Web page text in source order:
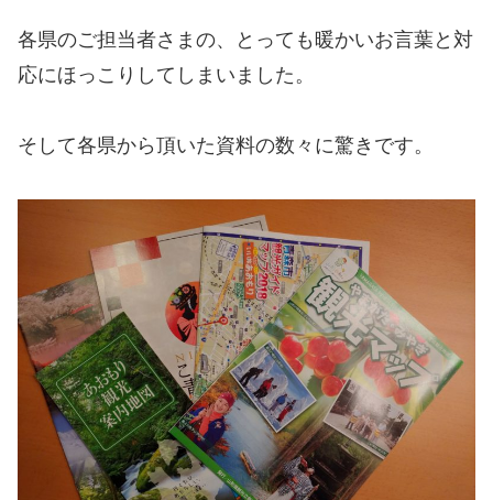
各県のご担当者さまの、とっても暖かいお言葉と対
応にほっこりしてしまいました。
そして各県から頂いた資料の数々に驚きです。